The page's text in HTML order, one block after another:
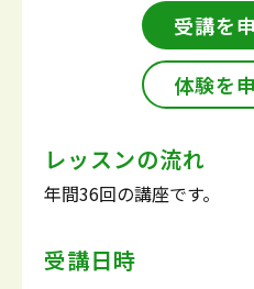
受講を
体験を
レッスンの流れ
年間36回の講座です。
受講日時